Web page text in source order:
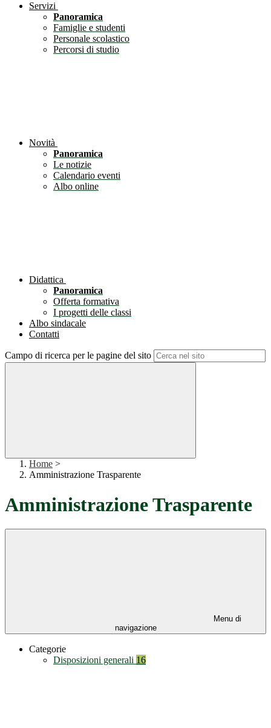
Servizi
Panoramica
Famiglie e studenti
Personale scolastico
Percorsi di studio
Novità
Panoramica
Le notizie
Calendario eventi
Albo online
Didattica
Panoramica
Offerta formativa
I progetti delle classi
Albo sindacale
Contatti
Campo di ricerca per le pagine del sito
Home >
Amministrazione Trasparente
Amministrazione Trasparente
Menu di
navigazione
Categorie
Disposizioni generali 16